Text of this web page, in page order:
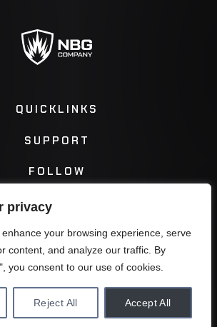
privacy
your browsing experience, serve
content, and analyze our traffic. By
you consent to our use of cookies.
Reject All Accept All
QUICKLINKS
SUPPORT
FOLLOW